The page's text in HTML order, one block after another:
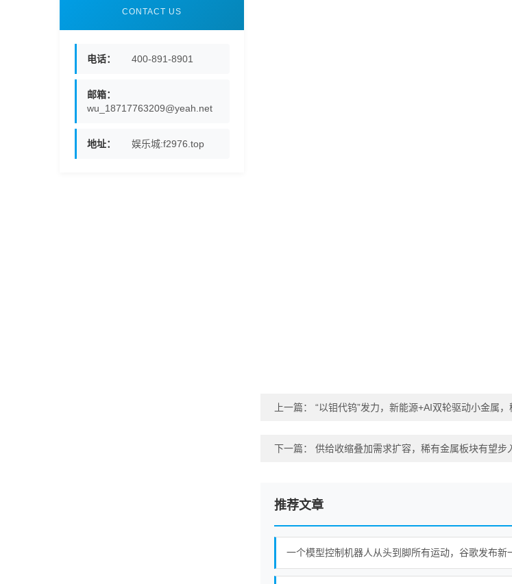
CONTACT US
电话： 400-891-8901
邮箱：
wu_18717763209@yeah.net
地址： 娱乐城:f2976.top
上一篇： “以钼代钨”发力，新能源+AI双轮驱动小金属
下一篇： 供给收缩叠加需求扩容，稀有金属板块有望
推荐文章